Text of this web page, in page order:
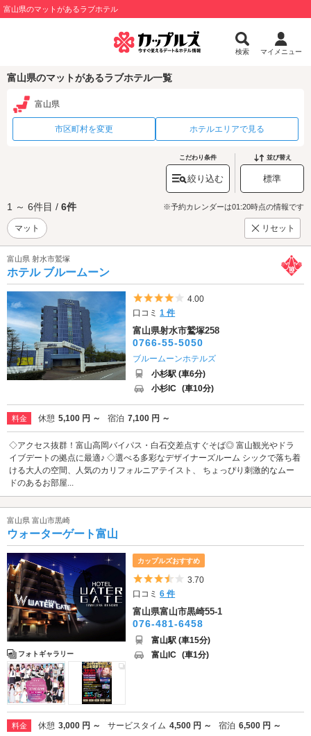
富山県のマットがあるラブホテル
検索 マイメニュー
富山県のマットがあるラブホテル一覧
富山県
市区町村を変更 ホテルエリアで見る
こだわり条件
絞り込む
並び替え
標準
1 ～ 6件目 / 6件 ※予約カレンダーは01:20時点の情報です
マット リセット
富山県 射水市鷲塚
ホテル ブルームーン
5つ星のうち4
4.00
口コミ1 件
富山県射水市鷲塚258
0766-55-5050
ブルームーンホテルズ
小杉駅 (車6分)
小杉IC (車10分)
料金 休憩 5,100 円 ～ 宿泊 7,100 円 ～
◇アクセス抜群！富山高岡バイパス・白石交差点すぐそば◎ 富山観光やドラ
イブデートの拠点に最適♪ ◇選べる多彩なデザイナーズルーム シックで落ち着
ける大人の空間、人気のカリフォルニアテイスト、 ちょっぴり刺激的なムー
ドのあるお部屋...
富山県 富山市黒崎
ウォーターゲート富山
フォトギャラリー
カップルズおすすめ
5つ星のうち3.5
3.70
口コミ6 件
富山県富山市黒崎55-1
076-481-6458
富山駅 (車15分)
富山IC (車1分)
料金 休憩 3,000 円 ～ サービスタイム 4,500 円 ～ 宿泊 6,500 円 ～